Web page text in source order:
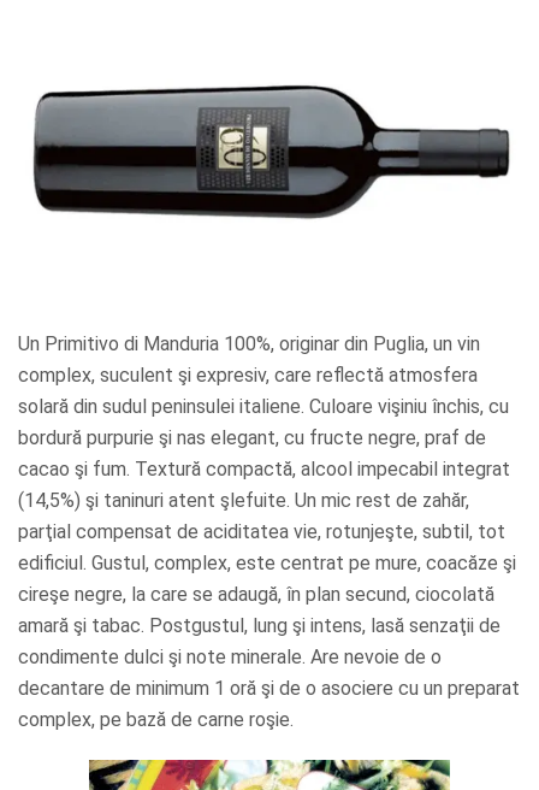
Un Primitivo di Manduria 100%, originar din Puglia, un vin
complex, suculent şi expresiv, care reflectă atmosfera
solară din sudul peninsulei italiene. Culoare vişiniu închis, cu
bordură purpurie şi nas elegant, cu fructe negre, praf de
cacao şi fum. Textură compactă, alcool impecabil integrat
(14,5%) şi taninuri atent şlefuite. Un mic rest de zahăr,
parţial compensat de aciditatea vie, rotunjeşte, subtil, tot
edificiul. Gustul, complex, este centrat pe mure, coacăze şi
cireşe negre, la care se adaugă, în plan secund, ciocolată
amară şi tabac. Postgustul, lung şi intens, lasă senzaţii de
condimente dulci şi note minerale. Are nevoie de o
decantare de minimum 1 oră şi de o asociere cu un preparat
complex, pe bază de carne roşie.